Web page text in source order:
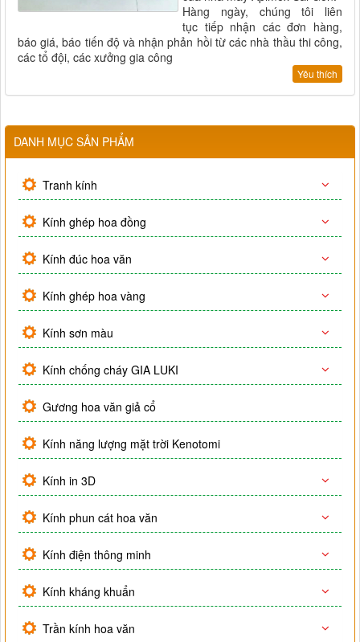
Hàng ngày, chúng tôi liên
tục tiếp nhận các đơn hàng,
báo giá, báo tiến độ và nhận phản hồi từ các nhà thầu thi công,
các tổ đội, các xưởng gia công
Yêu thích
DANH MỤC SẢN PHẨM
Tranh kính
Kính ghép hoa đồng
Kính đúc hoa văn
Kính ghép hoa vàng
Kính sơn màu
Kính chống cháy GIA LUKI
Gương hoa văn giả cổ
Kính năng lượng mặt trời Kenotomi
Kính in 3D
Kính phun cát hoa văn
Kính điện thông minh
Kính kháng khuẩn
Trần kính hoa văn